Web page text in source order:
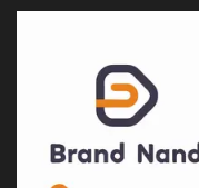
content